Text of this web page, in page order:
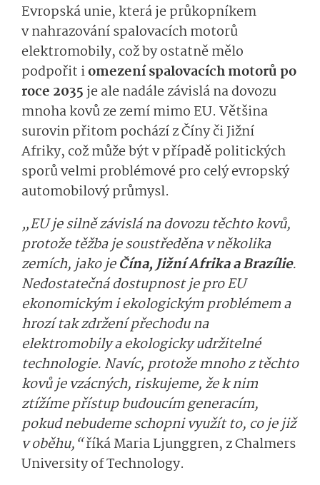
Evropská unie, která je průkopníkem
v nahrazování spalovacích motorů
elektromobily, což by ostatně mělo
podpořit iomezení spalovacích motorů po
roce 2035 je ale nadále závislá na dovozu
mnoha kovů ze zemí mimo EU. Většina
surovin přitom pochází z Číny či Jižní
Afriky, což může být v případě politických
sporů velmi problémové pro celý evropský
automobilový průmysl.
„EU je silně závislá na dovozu těchto kovů,
protože těžba je soustředěna v několika
zemích, jako jeČína, Jižní Afrika a Brazílie.
Nedostatečná dostupnost je pro EU
ekonomickým i ekologickým problémem a
hrozí tak zdržení přechodu na
elektromobily a ekologicky udržitelné
technologie. Navíc, protože mnoho z těchto
kovů je vzácných, riskujeme, že k nim
ztížíme přístup budoucím generacím,
pokud nebudeme schopni využít to, co je již
v oběhu,“říká Maria Ljunggren, z Chalmers
University of Technology.